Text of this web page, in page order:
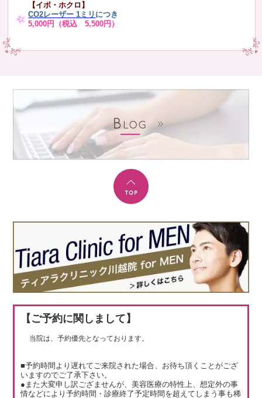
【イボ・ホクロ】
CO2レーザー 1ミリ につき
5,000円（税込 5,500円）
【ご予約に関しまして】
当院は、予約優先となっております。
■予約時間より遅れてご来院された場合、お待ち頂くことがござ
いますのでご了承下さい。
●また大変申し訳ござませんが、美容医療の特性上、想定外の事
情などにより予約時間・診療終了予定時間を超えてしまう事も稀